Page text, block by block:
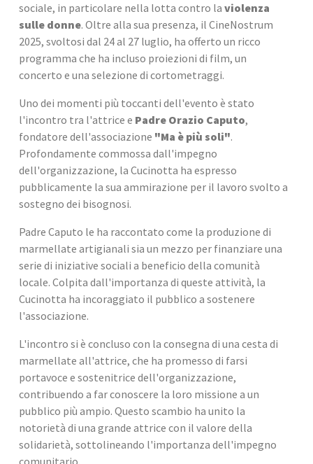
sociale, in particolare nella lotta contro la violenza
sulle donne. Oltre alla sua presenza, il CineNostrum
2025, svoltosi dal 24 al 27 luglio, ha offerto un ricco
programma che ha incluso proiezioni di film, un
concerto e una selezione di cortometraggi.
Uno dei momenti più toccanti dell'evento è stato
l'incontro tra l'attrice e Padre Orazio Caputo,
fondatore dell'associazione "Ma è più soli".
Profondamente commossa dall'impegno
dell'organizzazione, la Cucinotta ha espresso
pubblicamente la sua ammirazione per il lavoro svolto a
sostegno dei bisognosi.
Padre Caputo le ha raccontato come la produzione di
marmellate artigianali sia un mezzo per finanziare una
serie di iniziative sociali a beneficio della comunità
locale. Colpita dall'importanza di queste attività, la
Cucinotta ha incoraggiato il pubblico a sostenere
l'associazione.
L'incontro si è concluso con la consegna di una cesta di
marmellate all'attrice, che ha promesso di farsi
portavoce e sostenitrice dell'organizzazione,
contribuendo a far conoscere la loro missione a un
pubblico più ampio. Questo scambio ha unito la
notorietà di una grande attrice con il valore della
solidarietà, sottolineando l'importanza dell'impegno
comunitario.